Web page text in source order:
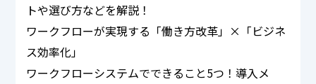
トや選び方などを解説！
ワークフローが実現する「働き方改革」×「ビジネ
ス効率化」
ワークフローシステムでできること5つ！導入メ